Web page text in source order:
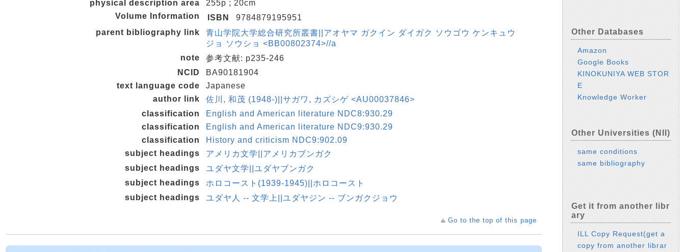
physical description area
255p ; 20cm
Volume Information
ISBN
9784879195951
parent bibliography link
青山学院大学総合研究所叢書||アオヤマ ガクイン ダイガク ソウゴウ ケンキュウ
ジョ ソウショ <BB00802374>//a
note
参考文献: p235-246
NCID
BA90181904
text language code
Japanese
author link
佐川, 和茂 (1948-)||サガワ, カズシゲ <AU00037846>
classification
English and American literature NDC8:930.29
classification
English and American literature NDC9:930.29
classification
History and criticism NDC9:902.09
subject headings
アメリカ文学||アメリカブンガク
subject headings
ユダヤ文学||ユダヤブンガク
subject headings
ホロコースト(1939-1945)||ホロコースト
subject headings
ユダヤ人 -- 文学上||ユダヤジン -- ブンガクジョウ
Go to the top of this page
Other Databases
Amazon
Google Books
KINOKUNIYA WEB STOR
E
Knowledge Worker
Other Universities (NII)
same conditions
same bibliography
Get it from another libr
ary
ILL Copy Request(get a
copy from another librar